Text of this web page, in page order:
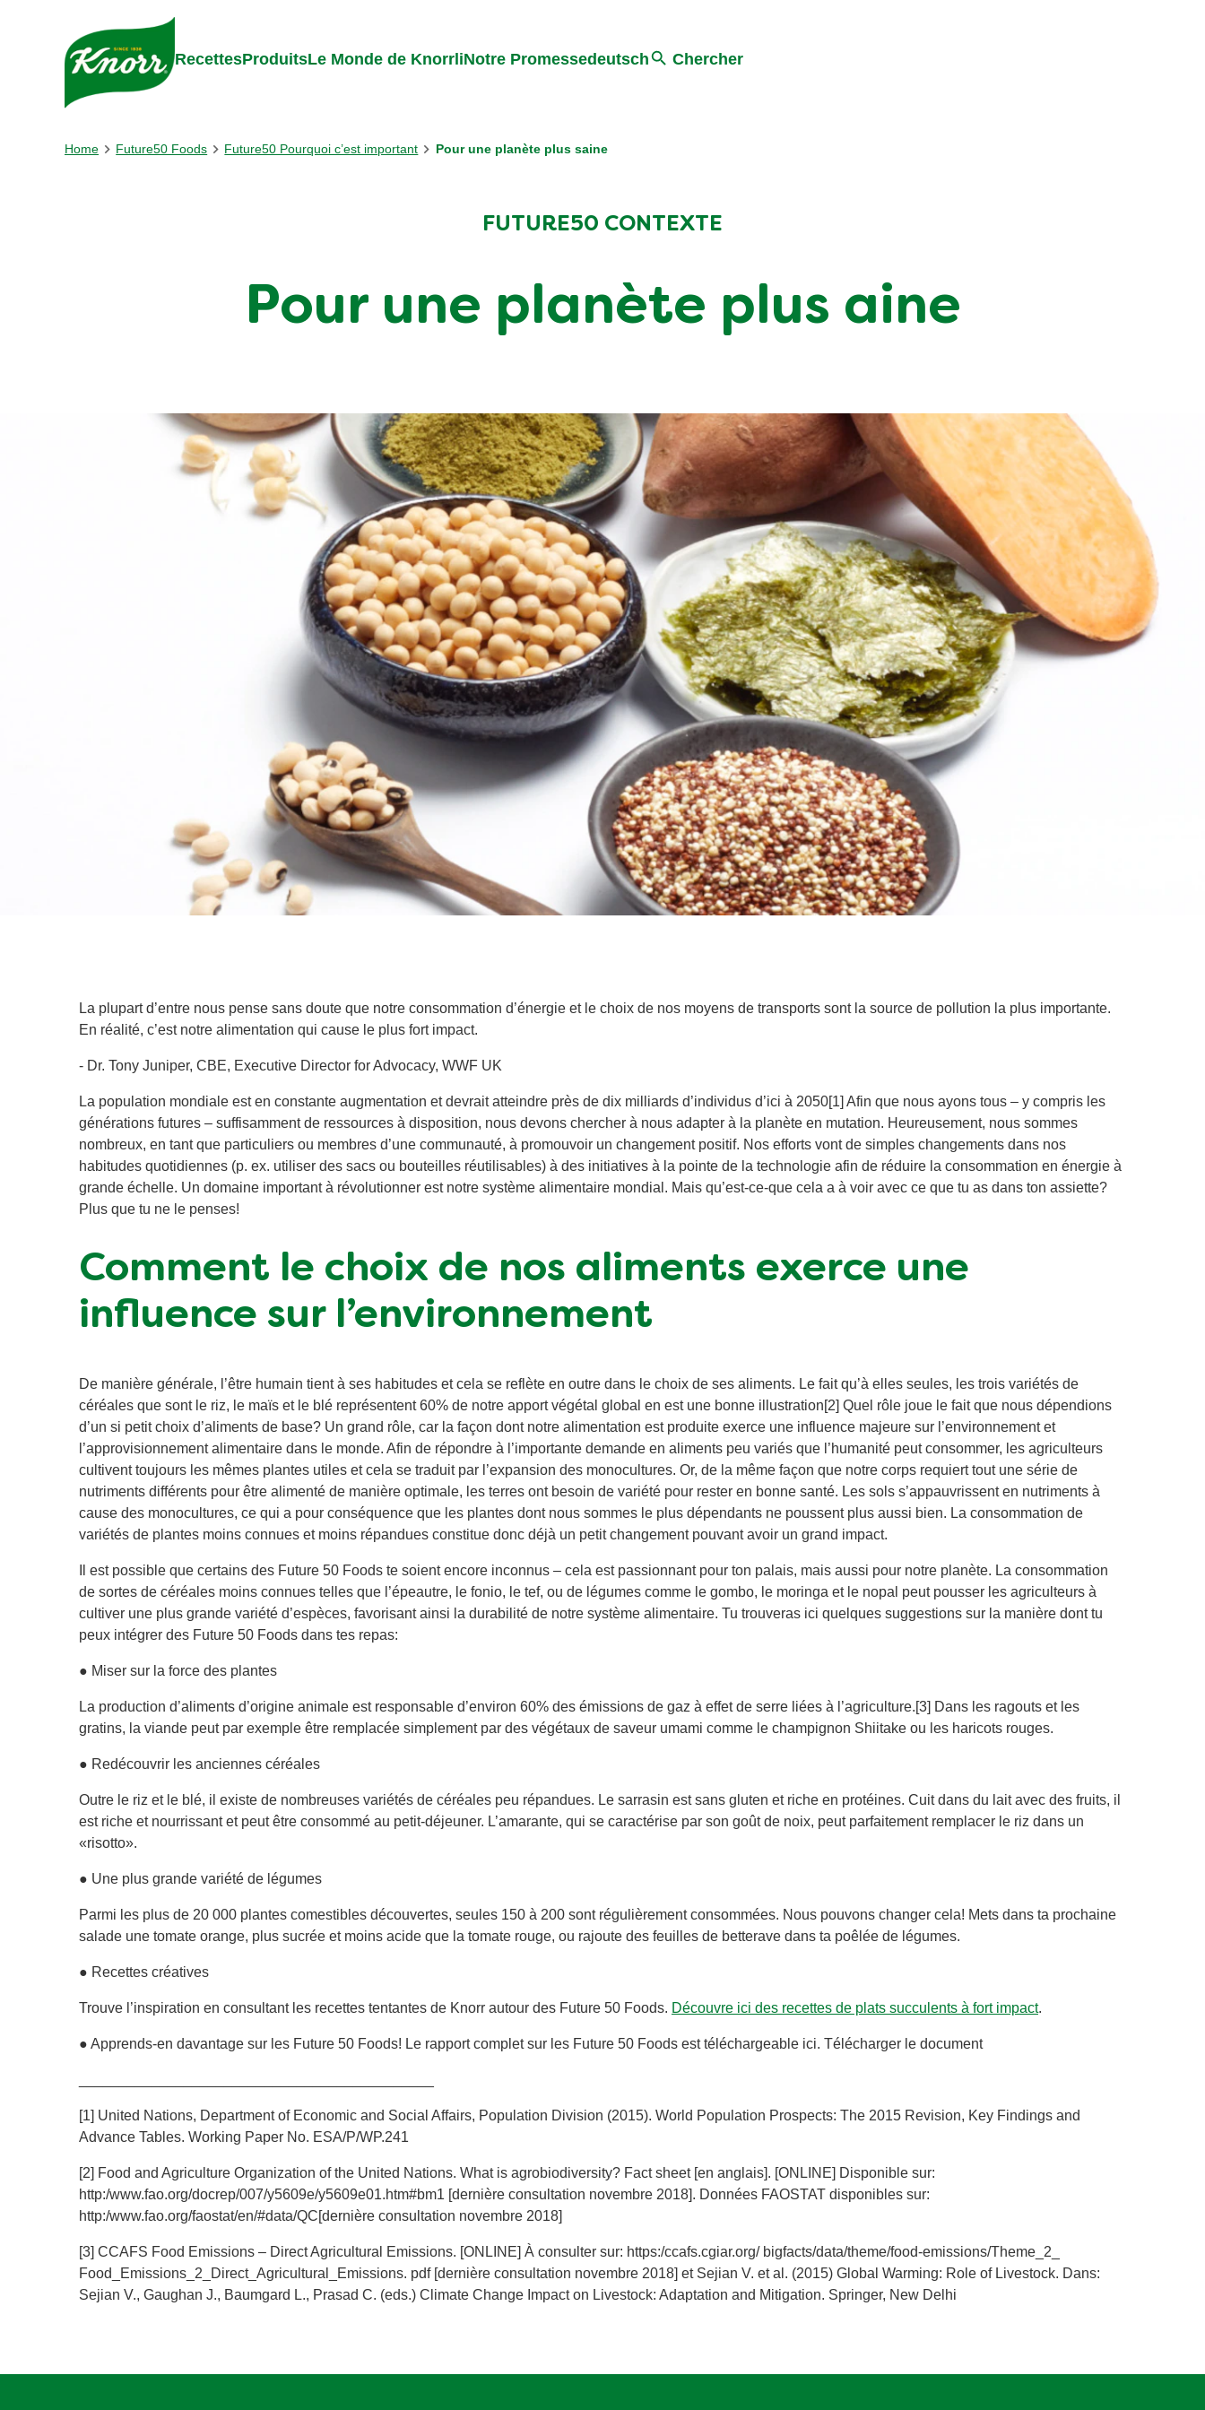
Skip to:
RecettesProduitsLe Monde de KnorrliNotre Promessedeutsch Chercher
Home Future50 Foods Future50 Pourquoi c’est important Pour une planète plus saine
FUTURE50 CONTEXTE
Pour une planète plus aine
La plupart d’entre nous pense sans doute que notre consommation d’énergie et le choix de nos moyens de transports sont la source de pollution la plus importante.
En réalité, c’est notre alimentation qui cause le plus fort impact.
- Dr. Tony Juniper, CBE, Executive Director for Advocacy, WWF UK
La population mondiale est en constante augmentation et devrait atteindre près de dix milliards d’individus d’ici à 2050[1] Afin que nous ayons tous – y compris les
générations futures – suffisamment de ressources à disposition, nous devons chercher à nous adapter à la planète en mutation. Heureusement, nous sommes
nombreux, en tant que particuliers ou membres d’une communauté, à promouvoir un changement positif. Nos efforts vont de simples changements dans nos
habitudes quotidiennes (p. ex. utiliser des sacs ou bouteilles réutilisables) à des initiatives à la pointe de la technologie afin de réduire la consommation en énergie à
grande échelle. Un domaine important à révolutionner est notre système alimentaire mondial. Mais qu’est-ce-que cela a à voir avec ce que tu as dans ton assiette?
Plus que tu ne le penses!
Comment le choix de nos aliments exerce une
influence sur l’environnement
De manière générale, l’être humain tient à ses habitudes et cela se reflète en outre dans le choix de ses aliments. Le fait qu’à elles seules, les trois variétés de
céréales que sont le riz, le maïs et le blé représentent 60% de notre apport végétal global en est une bonne illustration[2] Quel rôle joue le fait que nous dépendions
d’un si petit choix d’aliments de base? Un grand rôle, car la façon dont notre alimentation est produite exerce une influence majeure sur l’environnement et
l’approvisionnement alimentaire dans le monde. Afin de répondre à l’importante demande en aliments peu variés que l’humanité peut consommer, les agriculteurs
cultivent toujours les mêmes plantes utiles et cela se traduit par l’expansion des monocultures. Or, de la même façon que notre corps requiert tout une série de
nutriments différents pour être alimenté de manière optimale, les terres ont besoin de variété pour rester en bonne santé. Les sols s’appauvrissent en nutriments à
cause des monocultures, ce qui a pour conséquence que les plantes dont nous sommes le plus dépendants ne poussent plus aussi bien. La consommation de
variétés de plantes moins connues et moins répandues constitue donc déjà un petit changement pouvant avoir un grand impact.
Il est possible que certains des Future 50 Foods te soient encore inconnus – cela est passionnant pour ton palais, mais aussi pour notre planète. La consommation
de sortes de céréales moins connues telles que l’épeautre, le fonio, le tef, ou de légumes comme le gombo, le moringa et le nopal peut pousser les agriculteurs à
cultiver une plus grande variété d’espèces, favorisant ainsi la durabilité de notre système alimentaire. Tu trouveras ici quelques suggestions sur la manière dont tu
peux intégrer des Future 50 Foods dans tes repas:
● Miser sur la force des plantes
La production d’aliments d’origine animale est responsable d’environ 60% des émissions de gaz à effet de serre liées à l’agriculture.[3] Dans les ragouts et les
gratins, la viande peut par exemple être remplacée simplement par des végétaux de saveur umami comme le champignon Shiitake ou les haricots rouges.
● Redécouvrir les anciennes céréales
Outre le riz et le blé, il existe de nombreuses variétés de céréales peu répandues. Le sarrasin est sans gluten et riche en protéines. Cuit dans du lait avec des fruits, il
est riche et nourrissant et peut être consommé au petit-déjeuner. L’amarante, qui se caractérise par son goût de noix, peut parfaitement remplacer le riz dans un
«risotto».
● Une plus grande variété de légumes
Parmi les plus de 20 000 plantes comestibles découvertes, seules 150 à 200 sont régulièrement consommées. Nous pouvons changer cela! Mets dans ta prochaine
salade une tomate orange, plus sucrée et moins acide que la tomate rouge, ou rajoute des feuilles de betterave dans ta poêlée de légumes.
● Recettes créatives
Trouve l’inspiration en consultant les recettes tentantes de Knorr autour des Future 50 Foods. Découvre ici des recettes de plats succulents à fort impact.
● Apprends-en davantage sur les Future 50 Foods! Le rapport complet sur les Future 50 Foods est téléchargeable ici. Télécharger le document
[1] United Nations, Department of Economic and Social Affairs, Population Division (2015). World Population Prospects: The 2015 Revision, Key Findings and
Advance Tables. Working Paper No. ESA/P/WP.241
[2] Food and Agriculture Organization of the United Nations. What is agrobiodiversity? Fact sheet [en anglais]. [ONLINE] Disponible sur:
http:/www.fao.org/docrep/007/y5609e/y5609e01.htm#bm1 [dernière consultation novembre 2018]. Données FAOSTAT disponibles sur:
http:/www.fao.org/faostat/en/#data/QC[dernière consultation novembre 2018]
[3] CCAFS Food Emissions – Direct Agricultural Emissions. [ONLINE] À consulter sur: https:/ccafs.cgiar.org/ bigfacts/data/theme/food-emissions/Theme_2_
Food_Emissions_2_Direct_Agricultural_Emissions. pdf [dernière consultation novembre 2018] et Sejian V. et al. (2015) Global Warming: Role of Livestock. Dans:
Sejian V., Gaughan J., Baumgard L., Prasad C. (eds.) Climate Change Impact on Livestock: Adaptation and Mitigation. Springer, New Delhi